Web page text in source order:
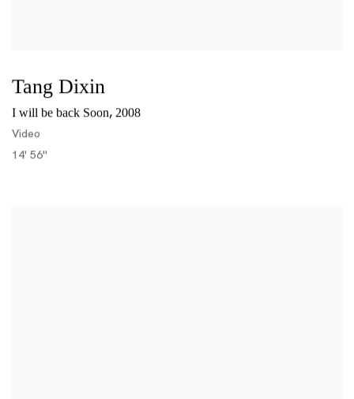
Tang Dixin
I will be back Soon, 2008
Video
14' 56''